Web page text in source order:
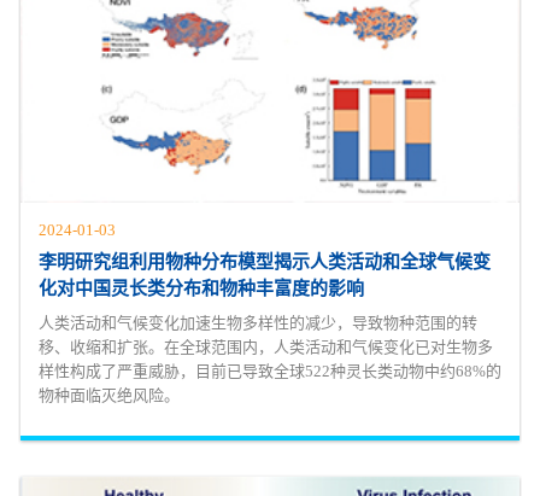
2024-01-03
李明研究组利用物种分布模型揭示人类活动和全球气候变
化对中国灵长类分布和物种丰富度的影响
人类活动和气候变化加速生物多样性的减少，导致物种范围的转
移、收缩和扩张。在全球范围内，人类活动和气候变化已对生物多
样性构成了严重威胁，目前已导致全球522种灵长类动物中约68%的
物种面临灭绝风险。